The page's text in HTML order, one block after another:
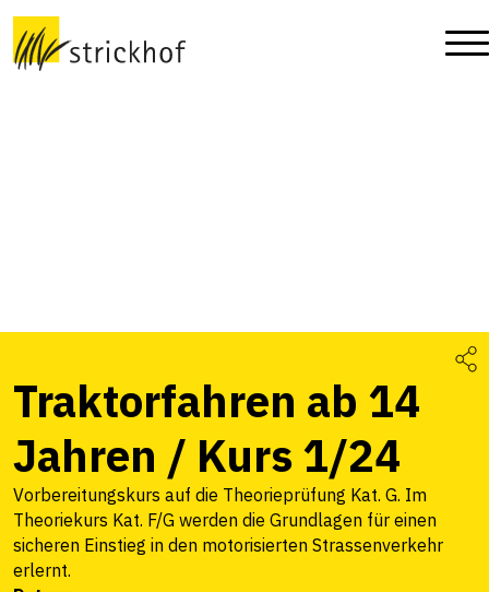
Traktorfahren ab 14
Jahren / Kurs 1/24
Vorbereitungskurs auf die Theorieprüfung Kat. G. Im
Theoriekurs Kat. F/G werden die Grundlagen für einen
sicheren Einstieg in den motorisierten Strassenverkehr
erlernt.